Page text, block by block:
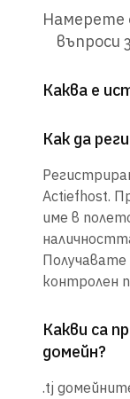
Намерете
въпроси
Каква е
Как да
Actiefhost.
име в
Получавате
контролен
Какви са
домейн?
.tj